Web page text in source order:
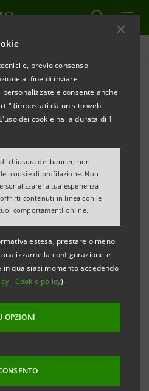
e, previo consenso
al fine di inviare
e consente anche
(impostati da un sito web
dei cookie ha la durata di 1
chiusura del banner, non
cookie di profilazione. Non
la tua esperienza
contenuti in linea con le
comportamenti online.
estesa, prestare o meno
la configurazione e
qualsiasi momento accedendo
- Cookie policy).
OPZIONI
FONDO DI BENEFICENZA 16
Gros-Pietro: “Gli interventi
valori e della storia del
alla crisi sanitaria ed
due anni
al Fondo rispetto al
2021 –IlFondo di